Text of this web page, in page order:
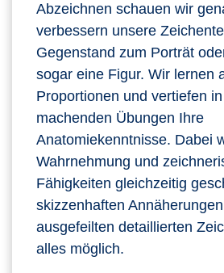
Abzeichnen schauen wir
verbessern unsere
Gegenstand zum Porträt
sogar eine Figur. Wir lernen
Proportionen und vertiefen
machenden Übungen Ihre
Anatomiekenntnisse. Dabei
Wahrnehmung und
Fähigkeiten gleichzeitig
skizzenhaften
ausgefeilten detaillierten
alles möglich.